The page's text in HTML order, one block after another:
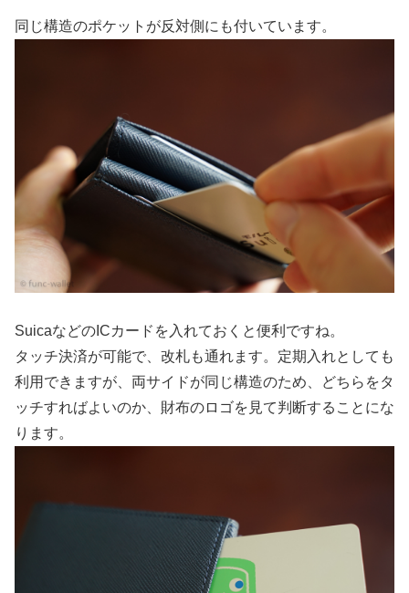
同じ構造のポケットが反対側にも付いています。
SuicaなどのICカードを入れておくと便利ですね。
タッチ決済が可能で、改札も通れます。定期入れとしても
利用できますが、両サイドが同じ構造のため、どちらをタ
ッチすればよいのか、財布のロゴを見て判断することにな
ります。